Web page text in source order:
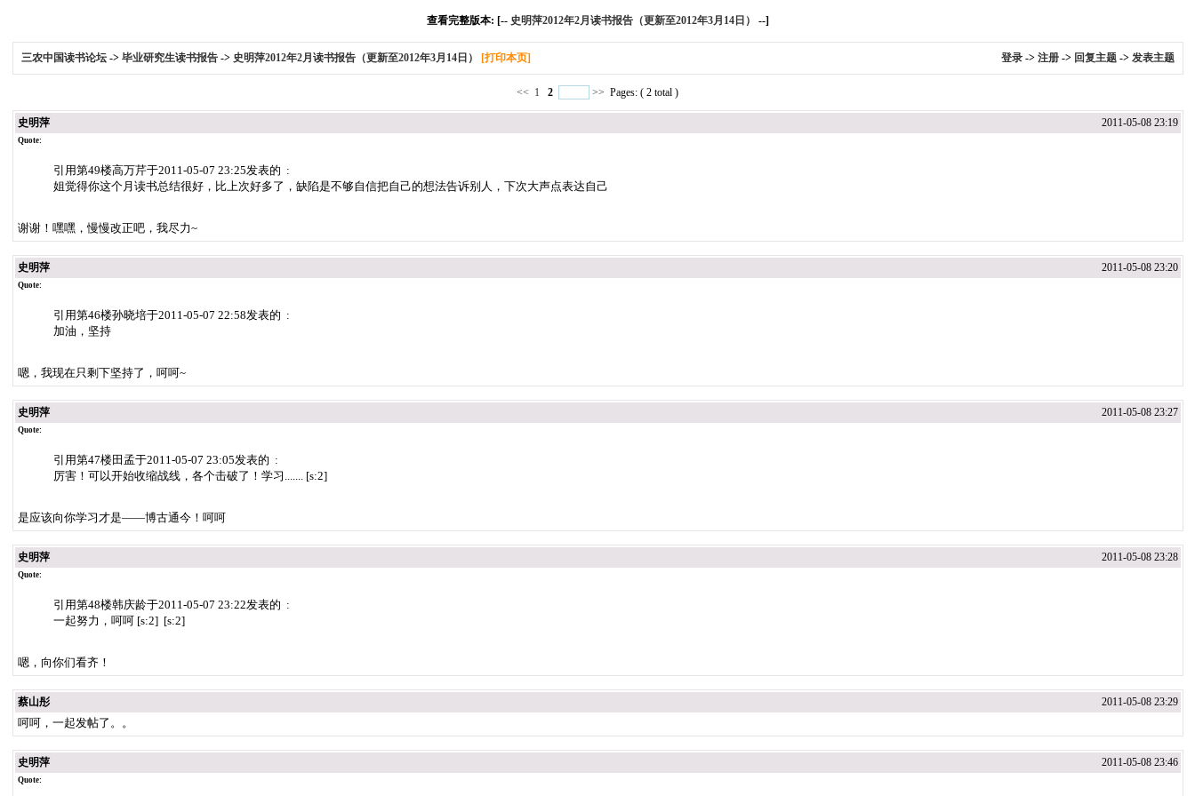
查看完整版本: [-- 史明萍2012年2月读书报告（更新至2012年3月14日） --]
三农中国读书论坛 -> 毕业研究生读书报告-> 史明萍2012年2月读书报告（更新至2012年3月14日） [打印本页] 登录-> 注册-> 回复主题-> 发表主题
<< 1 2 >> Pages: ( 2 total )
史明萍 2011-05-08 23:19
Quote:
引用第49楼高万芹于2011-05-07 23:25发表的 :
姐觉得你这个月读书总结很好，比上次好多了，缺陷是不够自信把自己的想法告诉别人，下次大声点表达自己
谢谢！嘿嘿，慢慢改正吧，我尽力~
史明萍 2011-05-08 23:20
Quote:
引用第46楼孙晓培于2011-05-07 22:58发表的 :
加油，坚持
嗯，我现在只剩下坚持了，呵呵~
史明萍 2011-05-08 23:27
Quote:
引用第47楼田孟于2011-05-07 23:05发表的 :
厉害！可以开始收缩战线，各个击破了！学习....... [s:2]
是应该向你学习才是——博古通今！呵呵
史明萍 2011-05-08 23:28
Quote:
引用第48楼韩庆龄于2011-05-07 23:22发表的 :
一起努力，呵呵 [s:2] [s:2]
嗯，向你们看齐！
蔡山彤 2011-05-08 23:29
呵呵，一起发帖了。。
史明萍 2011-05-08 23:46
Quote: